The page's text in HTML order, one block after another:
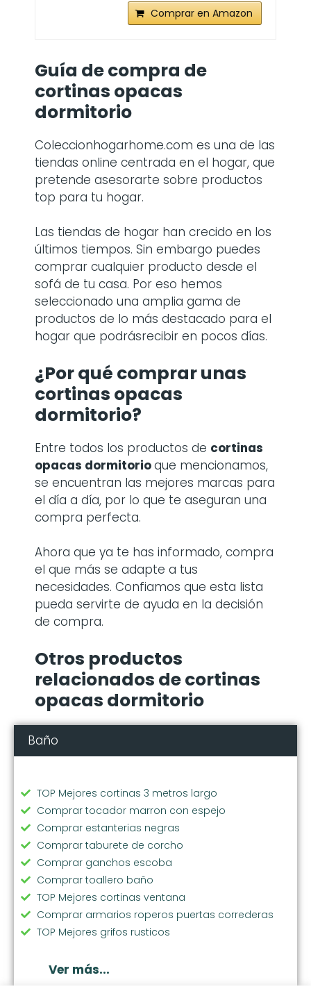
Comprar en Amazon
Guía de compra de
cortinas opacas
dormitorio
Coleccionhogarhome.com es una de las
tiendas online centrada en el hogar, que
pretende asesorarte sobre productos
top para tu hogar.
Las tiendas de hogar han crecido en los
últimos tiempos. Sin embargo puedes
comprar cualquier producto desde el
sofá de tu casa. Por eso hemos
seleccionado una amplia gama de
productos de lo más destacado para el
hogar que podrásrecibir en pocos días.
¿Por qué comprarunas
cortinas opacas
dormitorio?
Entre todos los productos de cortinas
opacas dormitorioque mencionamos,
se encuentran las mejores marcas para
el día a día, por lo que te aseguran una
compra perfecta.
Ahora que ya te has informado, compra
el que más se adapte a tus
necesidades. Confiamos que esta lista
pueda servirte de ayuda en la decisión
de compra.
Otros productos
relacionados de cortinas
opacas dormitorio
Baño
TOP Mejores cortinas 3 metros largo
Comprar tocador marron con espejo
Comprar estanterias negras
Comprar taburete de corcho
Comprar ganchos escoba
Comprar toallero baño
TOP Mejores cortinas ventana
Comprar armarios roperos puertas correderas
TOP Mejores grifos rusticos
Comprar lavabo de resina
Ver más...